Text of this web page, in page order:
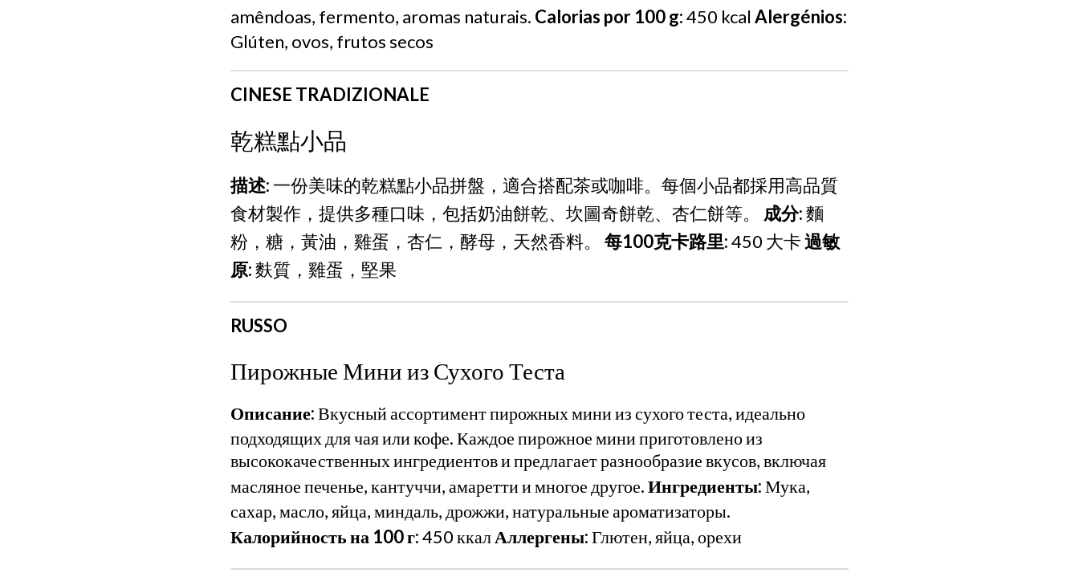
amêndoas, fermento, aromas naturais. Calorias por 100 g:450 kcal Alergénios:
Glúten, ovos, frutos secos
CINESE TRADIZIONALE
乾糕點小品
描述: 一份美味的乾糕點小品拼盤，適合搭配茶或咖啡。每個小品都採用高品質
食材製作，提供多種口味，包括奶油餅乾、坎圖奇餅乾、杏仁餅等。 成分:麵
粉，糖，黃油，雞蛋，杏仁，酵母，天然香料。 每100克卡路里:450 大卡過敏
原:麩質，雞蛋，堅果
RUSSO
Пирожные Мини из Сухого Теста
Описание:Вкусный ассортимент пирожных мини из сухого теста, идеально
подходящих для чая или кофе. Каждое пирожное мини приготовлено из
высококачественных ингредиентов и предлагает разнообразие вкусов, включая
масляное печенье, кантуччи, амаретти и многое другое.Ингредиенты:Мука,
сахар, масло, яйца, миндаль, дрожжи, натуральные ароматизаторы.
Калорийность на 100 г:450 ккалАллергены:Глютен, яйца, орехи